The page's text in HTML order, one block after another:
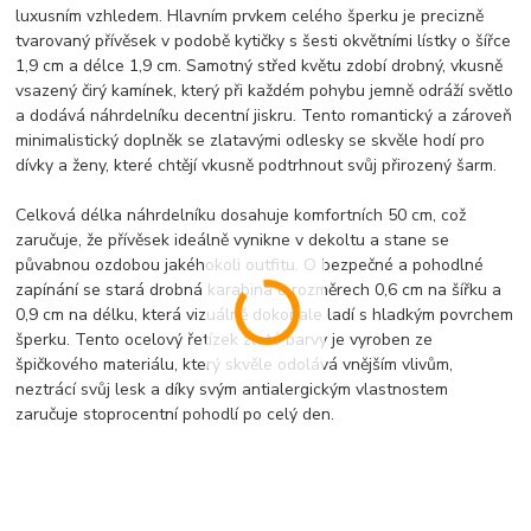
luxusním vzhledem. Hlavním prvkem celého šperku je precizně
tvarovaný přívěsek v podobě kytičky s šesti okvětními lístky o šířce
1,9 cm a délce 1,9 cm. Samotný střed květu zdobí drobný, vkusně
vsazený čirý kamínek, který při každém pohybu jemně odráží světlo
a dodává náhrdelníku decentní jiskru. Tento romantický a zároveň
minimalistický doplněk se zlatavými odlesky se skvěle hodí pro
dívky a ženy, které chtějí vkusně podtrhnout svůj přirozený šarm.
Celková délka náhrdelníku dosahuje komfortních 50 cm, což
zaručuje, že přívěsek ideálně vynikne v dekoltu a stane se
půvabnou ozdobou jakéhokoli outfitu. O bezpečné a pohodlné
zapínání se stará drobná karabina o rozměrech 0,6 cm na šířku a
0,9 cm na délku, která vizuálně dokonale ladí s hladkým povrchem
šperku. Tento ocelový řetízek zlaté barvy je vyroben ze
špičkového materiálu, který skvěle odolává vnějším vlivům,
neztrácí svůj lesk a díky svým antialergickým vlastnostem
zaručuje stoprocentní pohodlí po celý den.